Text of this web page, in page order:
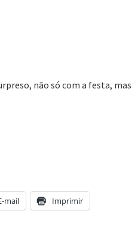
não só com a festa, mas
mail Imprimir